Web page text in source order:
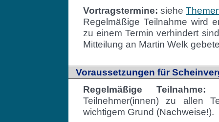
Vortragstermine: siehe
Regelmäßige Teilnahme wird
zu einem Termin verhindert
Mitteilung an Martin Welk
Voraussetzungen für
Regelmäßige Teilnahme:
Teilnehmer(innen) zu allen
wichtigem Grund (Nachweise!).